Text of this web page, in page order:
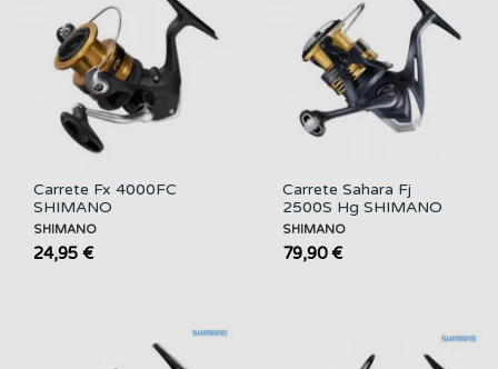
Carrete Fx 4000FC
SHIMANO
SHIMANO
24,95 €
Carrete Sahara Fj
2500S Hg SHIMANO
SHIMANO
79,90 €